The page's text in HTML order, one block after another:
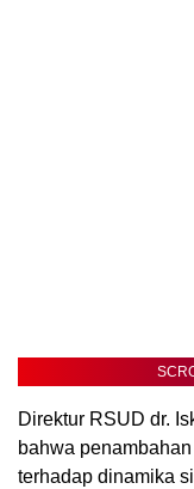
Direktur RSUD dr.
bahwa
terhadap dinamika